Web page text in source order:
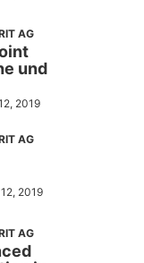
AG
und
2019
AG
2019
AG